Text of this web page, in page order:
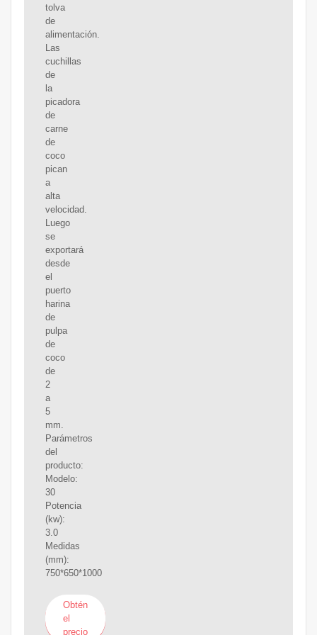
tolva
de
alimentación.
Las
cuchillas
de
la
picadora
de
carne
de
coco
pican
a
alta
velocidad.
Luego
se
exportará
desde
el
puerto
harina
de
pulpa
de
coco
de
2
a
5
mm.
Parámetros
del
producto:
Modelo:
30
Potencia
(kw):
3.0
Medidas
(mm):
750*650*1000
Obtén
el
precio